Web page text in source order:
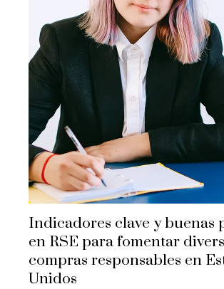
Indicadores clave y buenas
en RSE para fomentar
compras responsables en
Unidos